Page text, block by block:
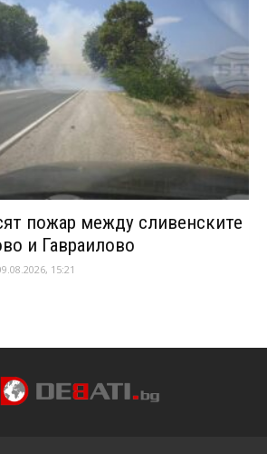
пожар между сливенските
и Гавраилово
15:21